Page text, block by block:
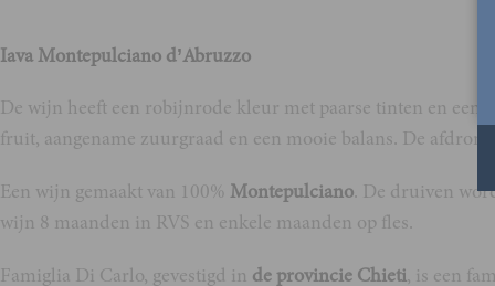
Iava Montepulciano d’Abruzzo
De wijn heeft een robijnrode kleur met paarse tinten en
fruit, aangename zuurgraad en een mooie balans. De
Een wijn gemaakt van 100% Montepulciano. De druiven
wijn 8 maanden in RVS en enkele maanden op fles.
Famiglia Di Carlo, gevestigd in de provincie Chieti, is een